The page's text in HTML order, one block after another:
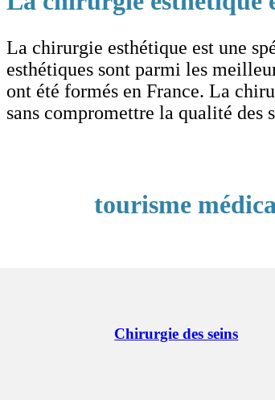
La chirurgie esthétique est une
esthétiques sont parmi les
ont été formés en France. La
sans compromettre la qualité des
tourisme
Chirurgie des seins